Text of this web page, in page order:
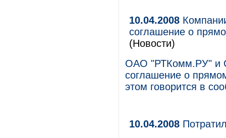
10.04.2008
соглашение о
(Новости)
ОАО "РТКомм.РУ" и
соглашение о
этом говорится в
10.04.2008